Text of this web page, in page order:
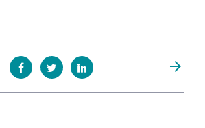
arrow_forward